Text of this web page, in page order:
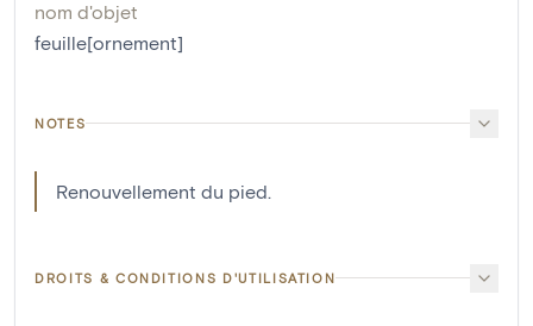
nom d'objet
feuille[ornement]
NOTES
Renouvellement du pied.
DROITS & CONDITIONS D'UTILISATION